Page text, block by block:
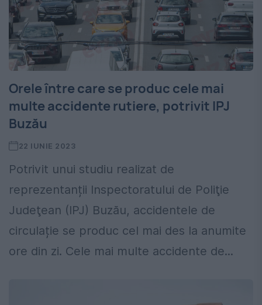
Orele între care se produc cele mai
multe accidente rutiere, potrivit IPJ
Buzău
22 IUNIE 2023
Potrivit unui studiu realizat de
reprezentanții Inspectoratului de Poliţie
Judeţean (IPJ) Buzău, accidentele de
circulație se produc cel mai des la anumite
ore din zi. Cele mai multe accidente de...